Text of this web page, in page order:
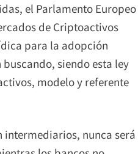
el Parlamento Europeo
de Criptoactivos
para la adopción
siendo esta ley
modelo y referente
intermediarios, nunca será